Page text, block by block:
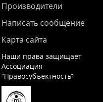
Производители
Написать сообщение
Карта сайта
Наши права защищает
Ассоциация
“Правосубъектность”